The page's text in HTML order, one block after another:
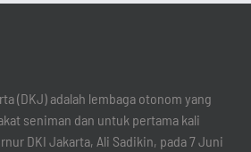
(DKJ) adalah lembaga otonom yang
seniman dan untuk pertama kali
DKI Jakarta, Ali Sadikin, pada 7 Juni